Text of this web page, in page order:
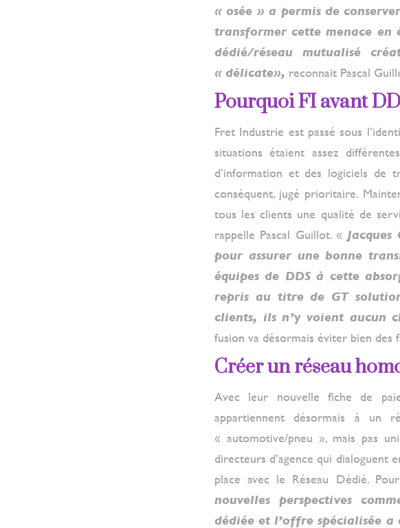
« osée » a permis de
transformer cette menace en
dédié/réseau mutualisé
« délicate», reconnait Pascal
Pourquoi FI avant
Fret Industrie est passé sous
situations étaient assez
d’information et des logiciels de
conséquent, jugé prioritaire.
tous les clients une qualité de
rappelle Pascal Guillot. «
pour assurer une bonne
équipes de DDS à cette
repris au titre de GT
clients, ils n’y voient aucun
fusion va désormais éviter bien
Créer un réseau
Avec leur nouvelle fiche de
appartiennent désormais à un
« automotive/pneu », mais pas
directeurs d’agence qui dialoguent
place avec le Réseau Dédié.
nouvelles perspectives
dédiée et l’offre spécialisée